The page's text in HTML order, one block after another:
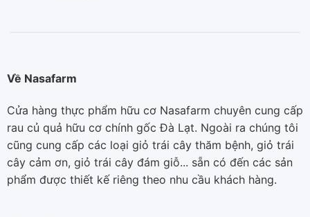
Về Nasafarm
Cửa hàng thực phẩm hữu cơ Nasafarm chuyên cung cấp
rau củ quả hữu cơ chính gốc Đà Lạt. Ngoài ra chúng tôi
cũng cung cấp các loại giỏ trái cây thăm bệnh, giỏ trái
cây cảm ơn, giỏ trái cây đám giỗ... sẵn có đến các sản
phẩm được thiết kế riêng theo nhu cầu khách hàng.